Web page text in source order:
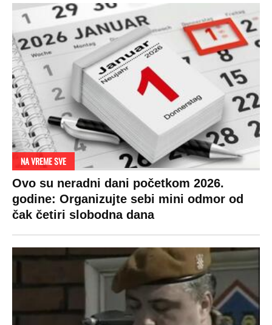
NA VREME SVE
Ovo su neradni dani početkom 2026.
godine: Organizujte sebi mini odmor od
čak četiri slobodna dana